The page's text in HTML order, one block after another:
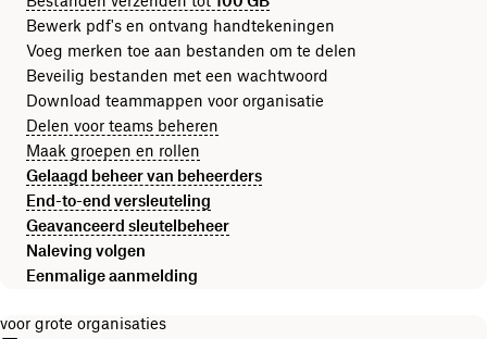
Bewerk pdf's en ontvang handtekeningen
Voeg merken toe aan bestanden om te delen
Beveilig bestanden met een wachtwoord
Download teammappen voor organisatie
Delen voor teams beheren
Maak groepen en rollen
Gelaagd beheer van beheerders
End-to-end versleuteling
Geavanceerd sleutelbeheer
Naleving volgen
Eenmalige aanmelding
voor grote organisaties